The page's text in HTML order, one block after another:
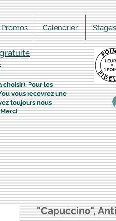
Promos Calendrier
choisir). Pour les
vous recevrez une
toujours nous
"Capuccino",